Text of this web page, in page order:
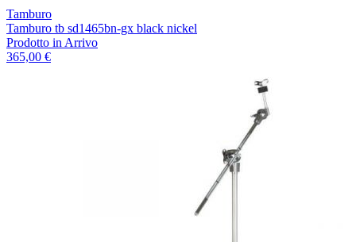
Tamburo
Tamburo tb sd1465bn-gx black nickel
Prodotto in Arrivo
365,00 €